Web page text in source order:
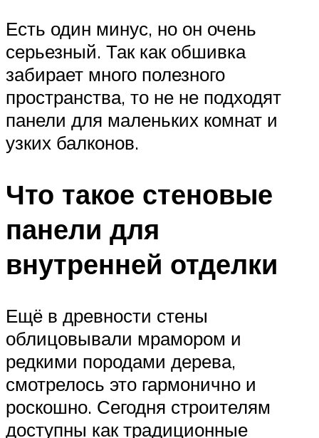
Есть один минус, но он очень
серьезный. Так как обшивка
забирает много полезного
пространства, то не не подходят
панели для маленьких комнат и
узких балконов.
Что такое стеновые
панели для
внутренней отделки
Ещё в древности стены
облицовывали мрамором и
редкими породами дерева,
смотрелось это гармонично и
роскошно. Сегодня строителям
доступны как традиционные